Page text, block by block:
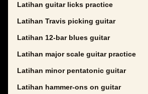
Latihan guitar licks practice
Latihan Travis picking guitar
Latihan 12-bar blues guitar
Latihan major scale guitar practice
Latihan minor pentatonic guitar
Latihan hammer-ons on guitar